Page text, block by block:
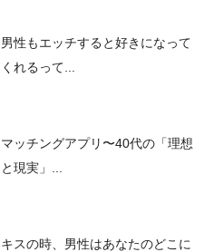
男性もエッチすると好きになって
くれるって...
マッチングアプリ〜40代の「理想
と現実」...
キスの時、男性はあなたのどこに